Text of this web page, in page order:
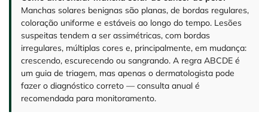
Manchas solares benignas são planas, de bordas regulares,
coloração uniforme e estáveis ao longo do tempo. Lesões
suspeitas tendem a ser assimétricas, com bordas
irregulares, múltiplas cores e, principalmente, em mudança:
crescendo, escurecendo ou sangrando. A regra ABCDE é
um guia de triagem, mas apenas o dermatologista pode
fazer o diagnóstico correto — consulta anual é
recomendada para monitoramento.